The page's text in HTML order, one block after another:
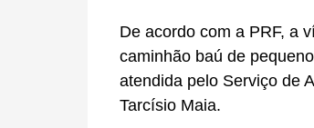
De acordo com a PRF, a
caminhão baú de
atendida pelo Serviço de
Tarcísio Maia.